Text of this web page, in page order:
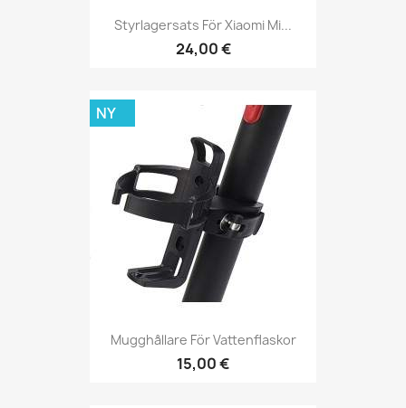
Styrlagersats För Xiaomi Mi...
24,00 €
Mugghållare För Vattenflaskor
15,00 €
NY